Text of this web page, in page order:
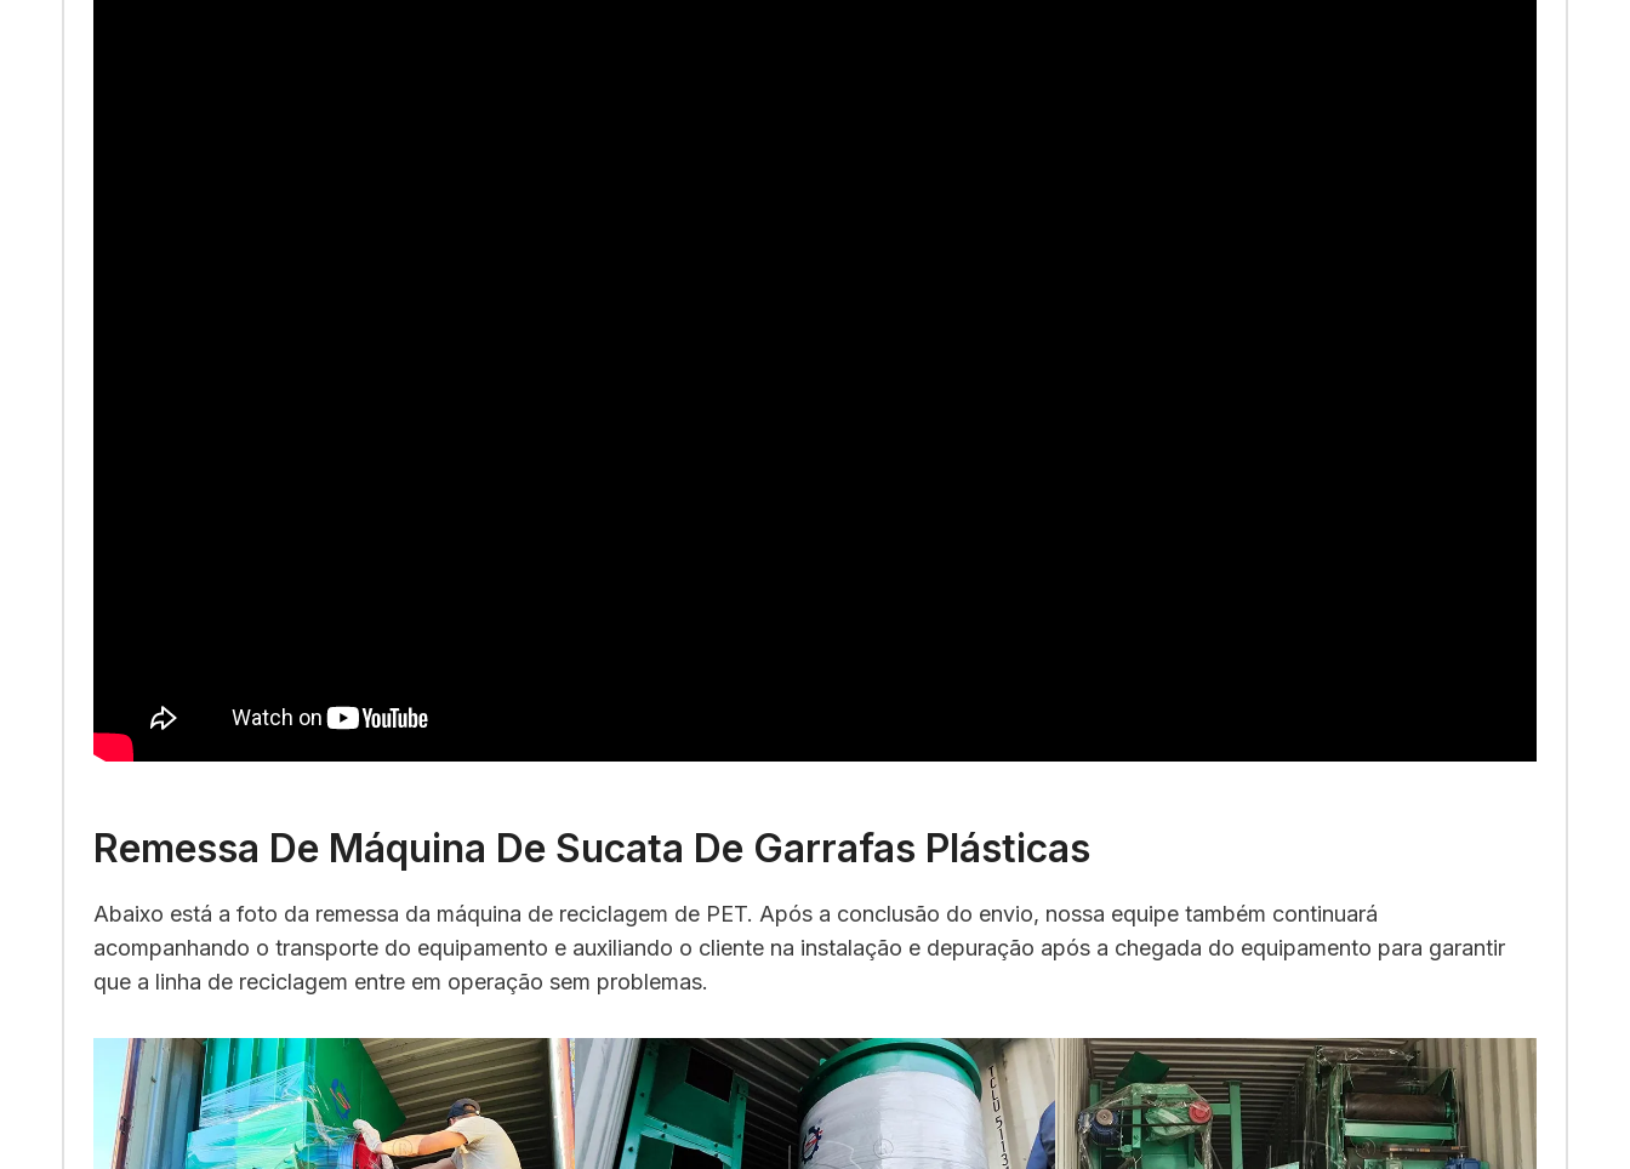
Remessa De Máquina De Sucata De Garrafas Plásticas
Abaixo está a foto da remessa da máquina de reciclagem de PET. Após a conclusão do envio, nossa equipe também continuará
acompanhando o transporte do equipamento e auxiliando o cliente na instalação e depuração após a chegada do equipamento para garantir
que a linha de reciclagem entre em operação sem problemas.